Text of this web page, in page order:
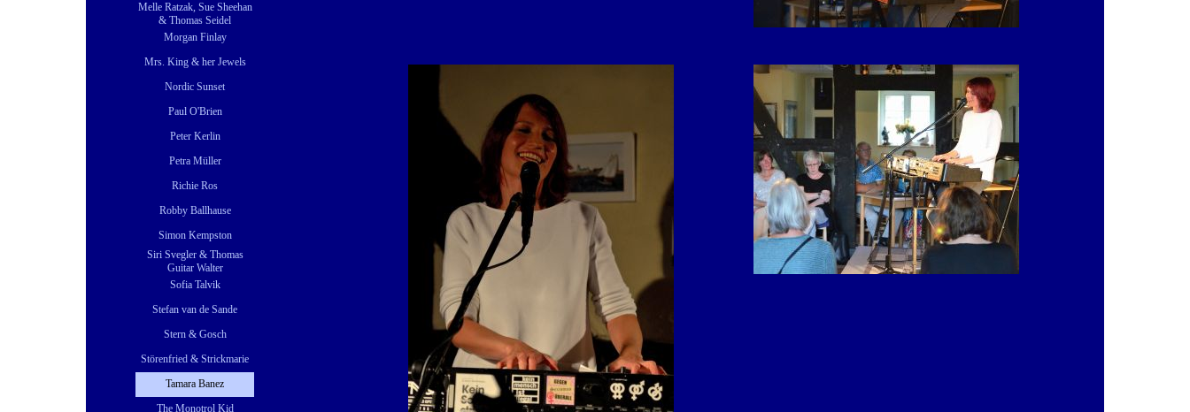
Melle Ratzak, Sue Sheehan
& Thomas Seidel
Morgan Finlay
Mrs. King & her Jewels
Nordic Sunset
Paul O'Brien
Peter Kerlin
Petra Müller
Richie Ros
Robby Ballhause
Simon Kempston
Siri Svegler & Thomas
Guitar Walter
Sofia Talvik
Stefan van de Sande
Stern & Gosch
Störenfried & Strickmarie
Tamara Banez
The Monotrol Kid